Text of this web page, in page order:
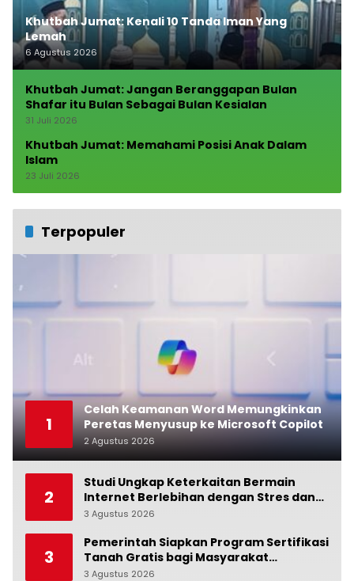
Khutbah Jumat: Kenali 10 Tanda Iman Yang
Lemah
6 Agustus 2026
Khutbah Jumat: Jangan Beranggapan Bulan
Shafar itu Bulan Sebagai Bulan Kesialan
31 Juli 2026
Khutbah Jumat: Memahami Posisi Anak Dalam
Islam
23 Juli 2026
Terpopuler
1
Celah Keamanan Word Memungkinkan
Peretas Menyusup ke Microsoft Copilot
2 Agustus 2026
2
Studi Ungkap Keterkaitan Bermain
Internet Berlebihan dengan Stres dan
Suasana Hati
3 Agustus 2026
3
Pemerintah Siapkan Program Sertifikasi
Tanah Gratis bagi Masyarakat
Berpenghasilan Rendah
3 Agustus 2026